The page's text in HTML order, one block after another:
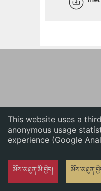
This website uses a
anonymous usage
experience (Google
མོས་མཐུན་མི་བྱེད།